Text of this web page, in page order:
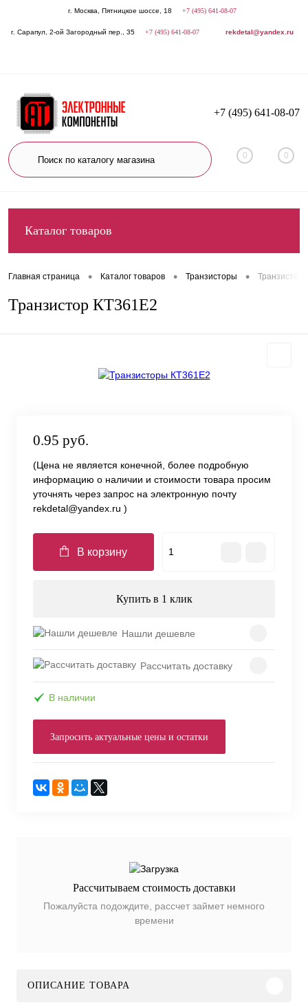
г. Москва, Пятницкое шоссе, 18 +7 (495) 641-08-07
г. Сарапул, 2-ой Загородный пер., 35 +7 (495) 641-08-07 rekdetal@yandex.ru
+7 (495) 641-08-07
0 0
Каталог товаров
Главная страница • Каталог товаров • Транзисторы • Транзистор
Транзистор КТ361Е2
0.95 руб.
(Цена не является конечной, более подробную
информацию о наличии и стоимости товара просим
уточнять через запрос на электронную почту
rekdetal@yandex.ru )
В корзину
Купить в 1 клик
Нашли дешевле
Рассчитать доставку
В наличии
Запросить актуальные цены и остатки
Рассчитываем стоимость доставки
Пожалуйста подождите, рассчет займет немного
времени
ОПИСАНИЕ ТОВАРА